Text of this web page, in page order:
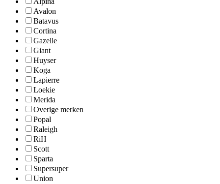
Avalon
Batavus
Cortina
Gazelle
Giant
Huyser
Koga
Lapierre
Loekie
Merida
Overige merken
Popal
Raleigh
RiH
Scott
Sparta
Supersuper
Union